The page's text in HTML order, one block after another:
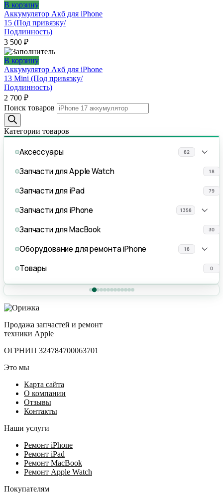
В корзину
Аккумулятор Акб для iPhone
15 (Под привязку/
Подлинность)
3 500 ₽
В корзину
Аккумулятор Акб для iPhone
13 Mini (Под привязку/
Подлинность)
2 700 ₽
Поиск товаров
Категории товаров
Аксессуары 82
Запчасти для Apple Watch 18
Запчасти для iPad 79
Запчасти для iPhone 1358
Запчасти для MacBook 30
Оборудование для ремонта iPhone 18
Товары 0
Продажа запчастей и ремонт
техники Apple
ОГРНИП 324784700063701
Это мы
Карта сайта
О компании
Отзывы
Контакты
Наши услуги
Ремонт iPhone
Ремонт iPad
Ремонт MacBook
Ремонт Apple Watch
Покупателям